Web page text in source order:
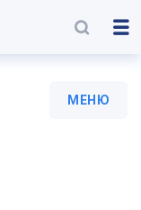
МЕНЮ